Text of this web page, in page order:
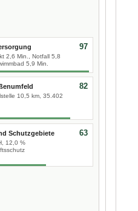
2,6 Min., Notfall 5,8
5,9 Min.
97
10,5 km, 35.402
82
Schutzgebiete
12,0 %
63